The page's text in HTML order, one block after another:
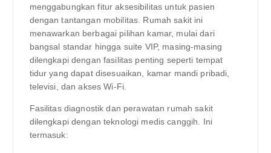
menggabungkan fitur aksesibilitas untuk pasien
dengan tantangan mobilitas. Rumah sakit ini
menawarkan berbagai pilihan kamar, mulai dari
bangsal standar hingga suite VIP, masing-masing
dilengkapi dengan fasilitas penting seperti tempat
tidur yang dapat disesuaikan, kamar mandi pribadi,
televisi, dan akses Wi-Fi.
Fasilitas diagnostik dan perawatan rumah sakit
dilengkapi dengan teknologi medis canggih. Ini
termasuk: